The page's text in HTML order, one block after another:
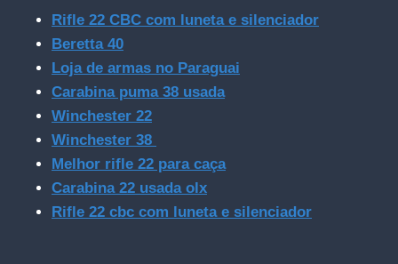
Rifle 22 CBC com luneta e silenciador
Beretta 40
Loja de armas no Paraguai
Carabina puma 38 usada
Winchester 22
Winchester 38
Melhor rifle 22 para caça
Carabina 22 usada olx
Rifle 22 cbc com luneta e silenciador